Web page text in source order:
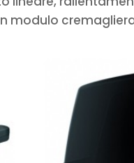
modulo cremagliera